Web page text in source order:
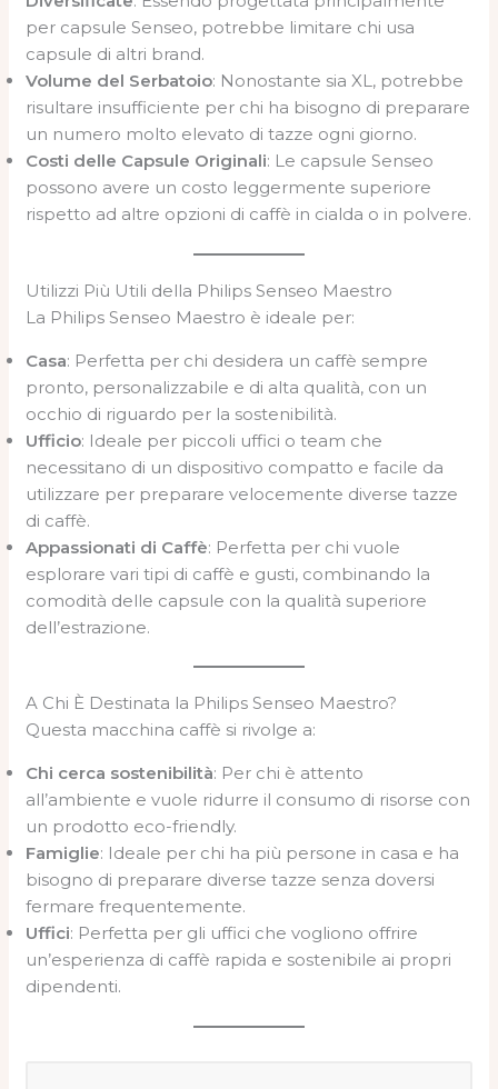
per capsule Senseo, potrebbe limitare chi usa
capsule di altri brand.
Volume del Serbatoio: Nonostante sia XL, potrebbe
risultare insufficiente per chi ha bisogno di preparare
un numero molto elevato di tazze ogni giorno.
Costi delle Capsule Originali: Le capsule Senseo
possono avere un costo leggermente superiore
rispetto ad altre opzioni di caffè in cialda o in polvere.
Utilizzi Più Utili della Philips Senseo Maestro
La Philips Senseo Maestro è ideale per:
Casa: Perfetta per chi desidera un caffè sempre
pronto, personalizzabile e di alta qualità, con un
occhio di riguardo per la sostenibilità.
Ufficio: Ideale per piccoli uffici o team che
necessitano di un dispositivo compatto e facile da
utilizzare per preparare velocemente diverse tazze
di caffè.
Appassionati di Caffè: Perfetta per chi vuole
esplorare vari tipi di caffè e gusti, combinando la
comodità delle capsule con la qualità superiore
dell’estrazione.
A Chi È Destinata la Philips Senseo Maestro?
Questa macchina caffè si rivolge a:
Chi cerca sostenibilità: Per chi è attento
all’ambiente e vuole ridurre il consumo di risorse con
un prodotto eco-friendly.
Famiglie: Ideale per chi ha più persone in casa e ha
bisogno di preparare diverse tazze senza doversi
fermare frequentemente.
Uffici: Perfetta per gli uffici che vogliono offrire
un’esperienza di caffè rapida e sostenibile ai propri
dipendenti.